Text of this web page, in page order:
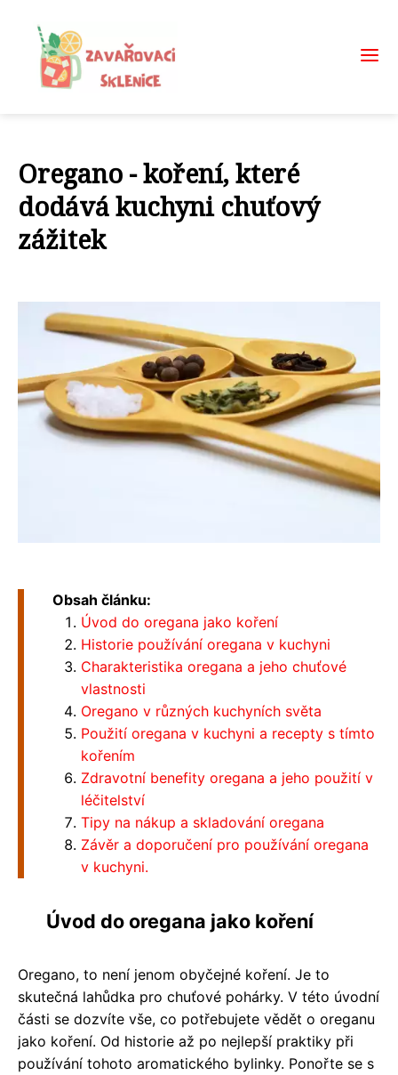
Oregano - koření, které
dodává kuchyni chuťový
zážitek
Obsah článku:
Úvod do oregana jako koření
Historie používání oregana v kuchyni
Charakteristika oregana a jeho chuťové
vlastnosti
Oregano v různých kuchyních světa
Použití oregana v kuchyni a recepty s tímto
kořením
Zdravotní benefity oregana a jeho použití v
léčitelství
Tipy na nákup a skladování oregana
Závěr a doporučení pro používání oregana
v kuchyni.
Úvod do oregana jako koření
Oregano, to není jenom obyčejné koření. Je to
skutečná lahůdka pro chuťové pohárky. V této úvodní
části se dozvíte vše, co potřebujete vědět o oreganu
jako koření. Od historie až po nejlepší praktiky při
používání tohoto aromatického bylinky. Ponořte se s